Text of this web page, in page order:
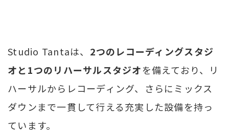
Studio Tantaは、 2つのレコーディングスタジ
オと1つのリハーサルスタジオを備えており、リ
ハーサルからレコーディング、さらにミックス
ダウンまで一貫して行える充実した設備を持っ
ています。